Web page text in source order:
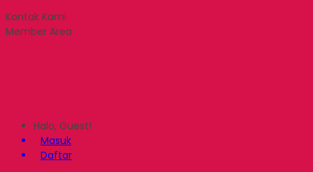
Kontak Kami
Member Area
Halo, Guest!
Masuk
Daftar